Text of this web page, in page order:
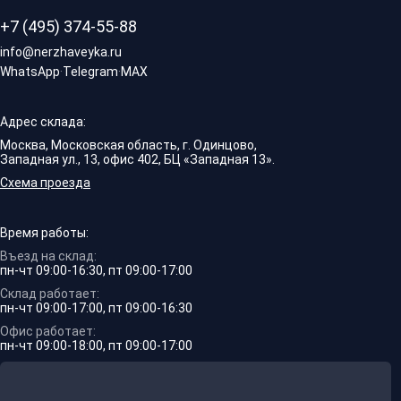
+7 (495) 374-55-88
info@nerzhaveyka.ru
WhatsApp·Telegram·MAX
Адрес склада:
Москва, Московская область, г. Одинцово,
Западная ул., 13, офис 402, БЦ «Западная 13».
Схема проезда
Время работы:
Въезд на склад:
пн-чт 09:00-16:30, пт 09:00-17:00
Склад работает:
пн-чт 09:00-17:00, пт 09:00-16:30
Офис работает:
пн-чт 09:00-18:00, пт 09:00-17:00